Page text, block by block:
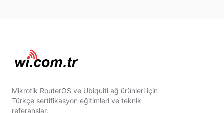
Mikrotik RouterOS ve Ubiquiti ağ ürünleri için
Türkçe sertifikasyon eğitimleri ve teknik
referanslar.